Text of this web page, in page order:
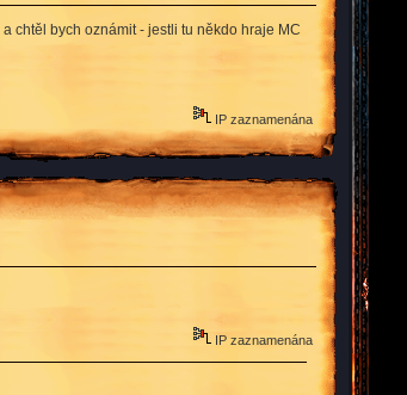
chtěl bych oznámit - jestli tu někdo hraje MC
IP zaznamenána
IP zaznamenána